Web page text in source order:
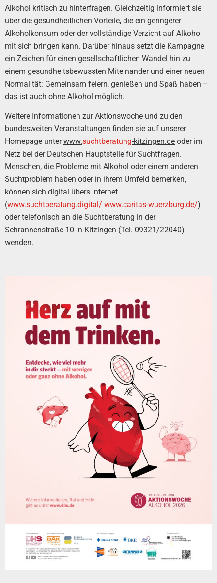
Alkohol kritisch zu hinterfragen. Gleichzeitig informiert sie
über die gesundheitlichen Vorteile, die ein geringerer
Alkoholkonsum oder der vollständige Verzicht auf Alkohol
mit sich bringen kann. Darüber hinaus setzt die Kampagne
ein Zeichen für einen gesellschaftlichen Wandel hin zu
einem gesundheitsbewussten Miteinander und einer neuen
Normalität: Gemeinsam feiern, genießen und Spaß haben –
das ist auch ohne Alkohol möglich.
Weitere Informationen zur Aktionswoche und zu den
bundesweiten Veranstaltungen finden sie auf unserer
Homepage unterwww.suchtberatung-kitzingen.de oder im
Netz bei der Deutschen Hauptstelle für Suchtfragen.
Menschen, die Probleme mit Alkohol oder einem anderen
Suchtproblem haben oder in ihrem Umfeld bemerken,
können sich digital übers Internet
(www.suchtberatung.digital/ www.caritas-wuerzburg.de/)
oder telefonisch an die Suchtberatung in der
Schrannenstraße 10 in Kitzingen (Tel. 09321/22040)
wenden.